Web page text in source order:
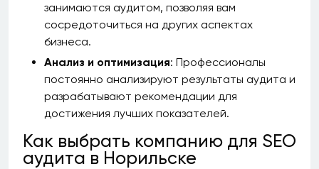
занимаются аудитом, позволяя вам
сосредоточиться на других аспектах
бизнеса.
Анализ и оптимизация: Профессионалы
постоянно анализируют результаты аудита и
разрабатывают рекомендации для
достижения лучших показателей.
Как выбрать компанию для SEO
аудита в Норильске